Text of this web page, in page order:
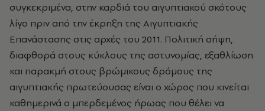
συγκεκριμένα, στην καρδιά του αιγυπτιακού σκότους
λίγο πριν από την έκρηξη της Αιγυπτιακής
Επανάστασης στις αρχές του 2011. Πολιτική σήψη,
διαφθορά στους κύκλους της αστυνομίας, εξαθλίωση
και παρακμή στους βρώμικους δρόμους της
αιγυπτιακής πρωτεύουσας είναι ο χώρος που κινείται
καθημερινά ο μπερδεμένος ήρωας που θέλει να